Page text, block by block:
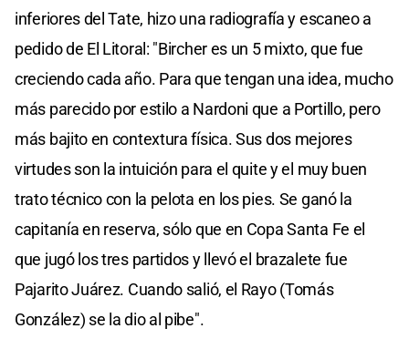
inferiores del Tate, hizo una radiografía y escaneo a
pedido de El Litoral: "Bircher es un 5 mixto, que fue
creciendo cada año. Para que tengan una idea, mucho
más parecido por estilo a Nardoni que a Portillo, pero
más bajito en contextura física. Sus dos mejores
virtudes son la intuición para el quite y el muy buen
trato técnico con la pelota en los pies. Se ganó la
capitanía en reserva, sólo que en Copa Santa Fe el
que jugó los tres partidos y llevó el brazalete fue
Pajarito Juárez. Cuando salió, el Rayo (Tomás
González) se la dio al pibe".